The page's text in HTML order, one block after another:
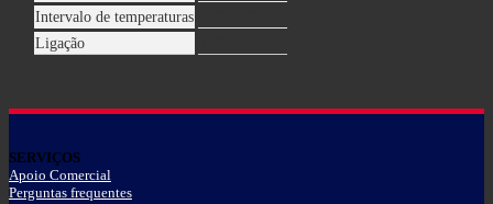
Intervalo de temperaturas
Ligação
SERVIÇOS
Apoio Comercial
Perguntas frequentes